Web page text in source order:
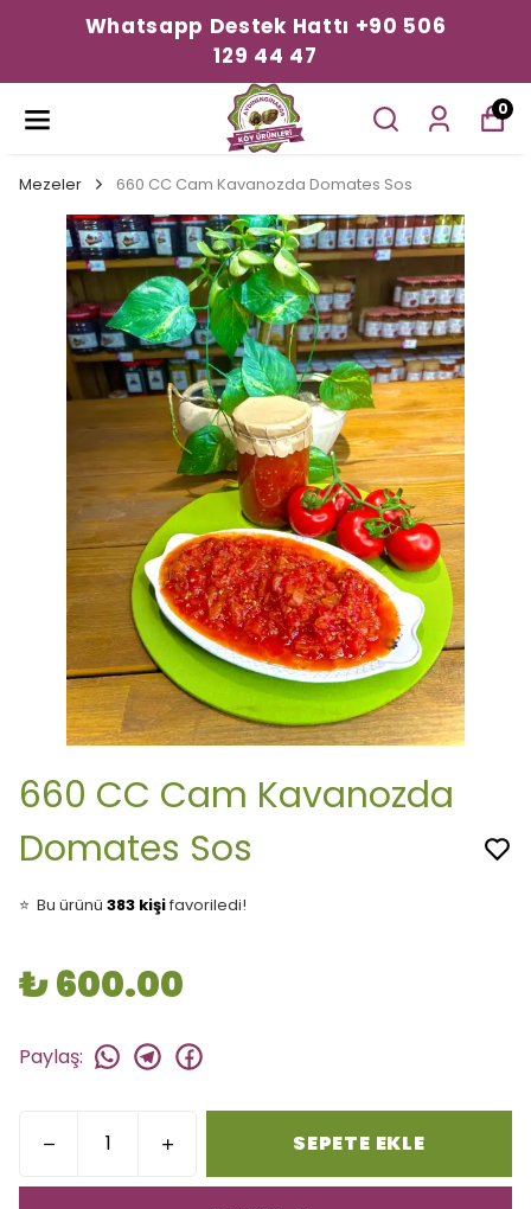
Whatsapp Destek Hattı +90 506
129 44 47
0
Mezeler 660 CC Cam Kavanozda Domates Sos
660 CC Cam Kavanozda
Domates Sos
👀 Şu an24 kişiinceliyor!
🛒 60 kişisepetine ekledi!
₺ 600.00
Paylaş:
SEPETE EKLE